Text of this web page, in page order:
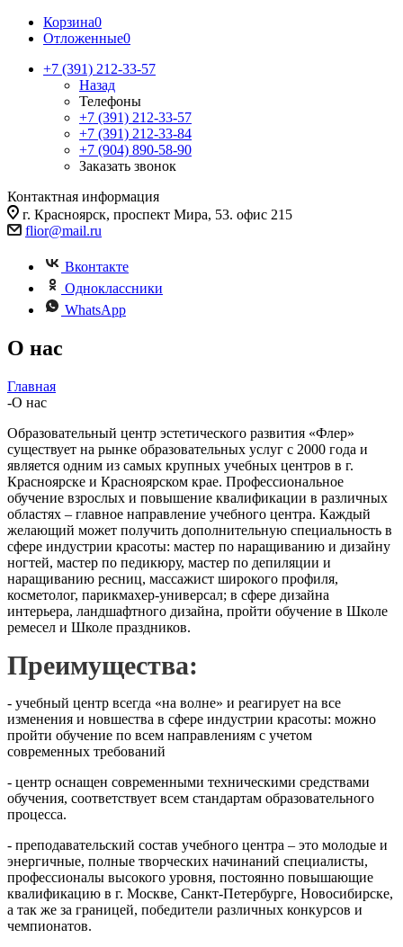
Корзина0
Отложенные0
+7 (391) 212-33-57
Назад
Телефоны
+7 (391) 212-33-57
+7 (391) 212-33-84
+7 (904) 890-58-90
Заказать звонок
Контактная информация
г. Красноярск, проспект Мира, 53. офис 215
flior@mail.ru
Вконтакте
Одноклассники
WhatsApp
О нас
Главная
-О нас
Образовательный центр эстетического развития «Флер»
существует на рынке образовательных услуг с 2000 года и
является одним из самых крупных учебных центров в г.
Красноярске и Красноярском крае. Профессиональное
обучение взрослых и повышение квалификации в различных
областях – главное направление учебного центра. Каждый
желающий может получить дополнительную специальность в
сфере индустрии красоты: мастер по наращиванию и дизайну
ногтей, мастер по педикюру, мастер по депиляции и
наращиванию ресниц, массажист широкого профиля,
косметолог, парикмахер-универсал; в сфере дизайна
интерьера, ландшафтного дизайна, пройти обучение в Школе
ремесел и Школе праздников.
Преимущества:
- учебный центр всегда «на волне» и реагирует на все
изменения и новшества в сфере индустрии красоты: можно
пройти обучение по всем направлениям с учетом
современных требований
- центр оснащен современными техническими средствами
обучения, соответствует всем стандартам образовательного
процесса.
- преподавательский состав учебного центра – это молодые и
энергичные, полные творческих начинаний специалисты,
профессионалы высокого уровня, постоянно повышающие
квалификацию в г. Москве, Санкт-Петербурге, Новосибирске,
а так же за границей, победители различных конкурсов и
чемпионатов.